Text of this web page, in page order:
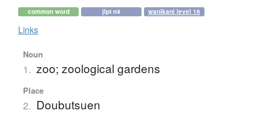
common word jlpt n4 wanikani level 16
Links
Noun
1. zoo; zoological gardens
Place
2. Doubutsuen